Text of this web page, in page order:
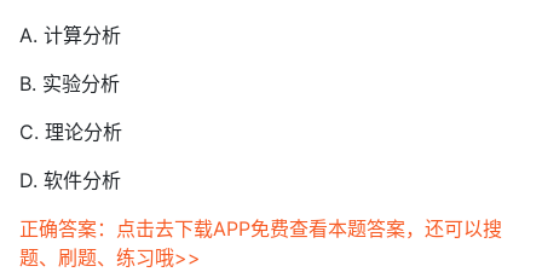
A. 计算分析
B. 实验分析
C. 理论分析
D. 软件分析
正确答案：点击去下载APP免费查看本题答案，还可以搜
题、刷题、练习哦>>